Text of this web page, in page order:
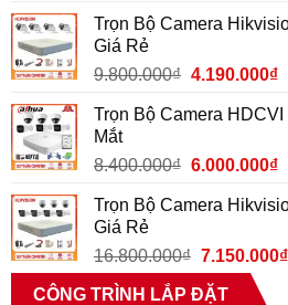
Trọn Bộ Camera
Giá Rẻ
9.800.000₫ 4.190.000₫
Trọn Bộ Camera
Mắt
8.400.000₫ 6.000.000₫
Trọn Bộ Camera
Giá Rẻ
16.800.000₫ 7.150.000₫
CÔNG TRÌNH LẮP ĐẶT